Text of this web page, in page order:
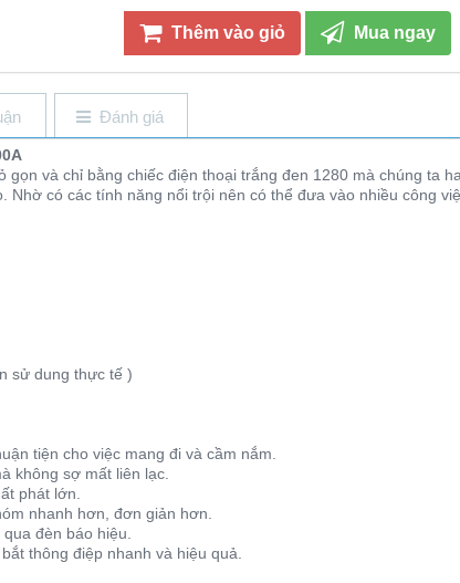
Thêm vào giỏ Mua ngay
Đánh giá
gọn và chỉ bằng chiếc điện thoại trắng đen 1280 mà chúng ta
có các tính năng nổi trội nên có thể đưa vào nhiều công
dung thực tế )
tiện cho việc mang đi và cầm nắm.
không sợ mất liên lạc.
phát lớn.
nhanh hơn, đơn giản hơn.
đèn báo hiệu.
thông điệp nhanh và hiệu quả.